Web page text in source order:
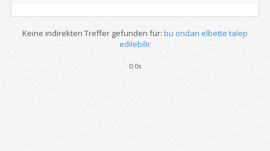
Keine indirekten Treffer gefunden für: bu ondan elbette talep
edilebilir
0.0s